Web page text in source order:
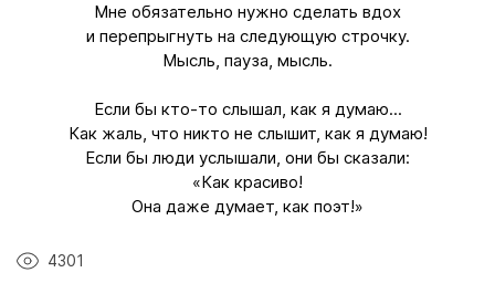
Мне обязательно нужно сделать вдох
и перепрыгнуть на следующую строчку.
Мысль, пауза, мысль.
Если бы кто-то слышал, как я думаю...
Как жаль, что никто не слышит, как я думаю!
Если бы люди услышали, они бы сказали:
«Как красиво!
Она даже думает, как поэт!»
4301